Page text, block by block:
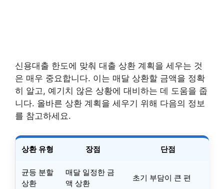
신용대출 한도에 맞춰 대출 상환 계획을 세우는 것
은 매우 중요합니다. 이는 매달 상환할 금액을 정확
히 알고, 예기치 않은 상황에 대비하는 데 도움을 줍
니다. 올바른 상환 계획을 세우기 위해 다음의 정보
를 참고하세요.
상환 유형 장점 단점
균등 분할
상환
매달 일정한 금
액 상환
초기 부담이 큰 편